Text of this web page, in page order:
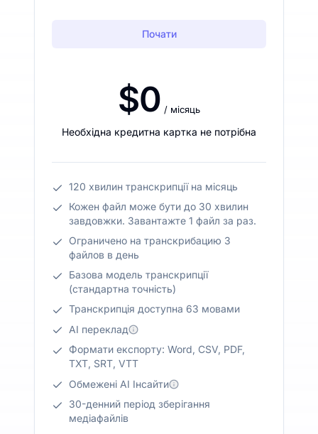
Почати
$0 / місяць
Необхідна кредитна картка не потрібна
120 хвилин транскрипції на місяць
Кожен файл може бути до 30 хвилин
завдовжки. Завантажте 1 файл за раз.
Ограничено на транскрибацию 3
файлов в день
Базова модель транскрипції
(стандартна точність)
Транскрипція доступна 63 мовами
AI переклад
Формати експорту: Word, CSV, PDF,
TXT, SRT, VTT
Обмежені AI Інсайти
30-денний період зберігання
медіафайлів